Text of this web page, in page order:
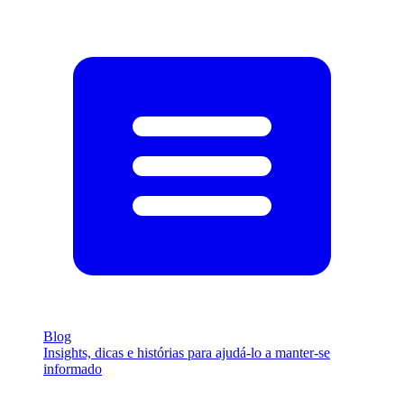
Blog
Insights, dicas e histórias para ajudá-lo a manter-se
informado